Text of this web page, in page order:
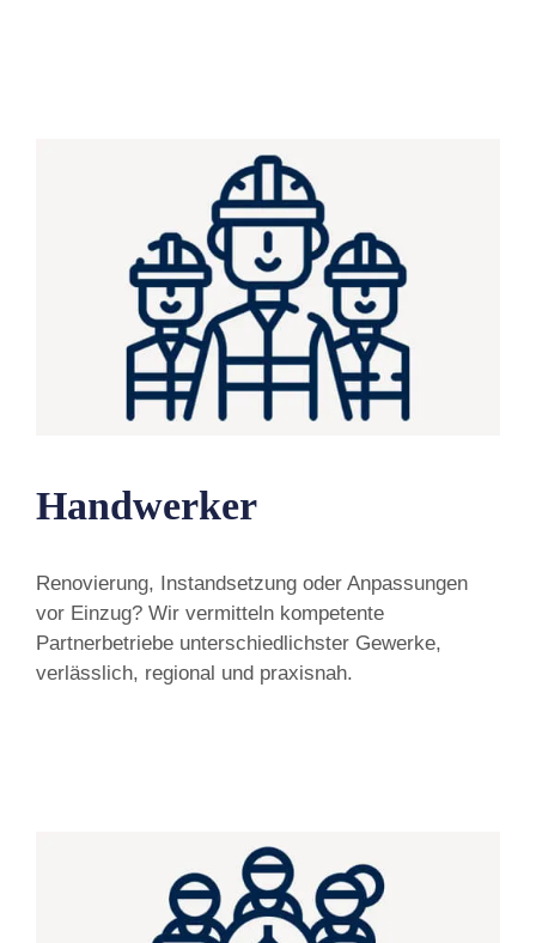
Handwerker
Renovierung, Instandsetzung oder Anpassungen
vor Einzug? Wir vermitteln kompetente
Partnerbetriebe unterschiedlichster Gewerke,
verlässlich, regional und praxisnah.